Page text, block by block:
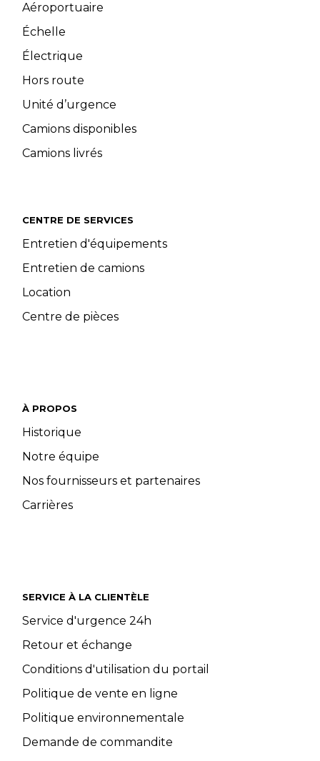
Aéroportuaire
Échelle
Électrique
Hors route
Unité d’urgence
Camions disponibles
Camions livrés
CENTRE DE SERVICES
Entretien d'équipements
Entretien de camions
Location
Centre de pièces
À PROPOS
Historique
Notre équipe
Nos fournisseurs et partenaires
Carrières
SERVICE À LA CLIENTÈLE
Service d'urgence 24h
Retour et échange
Conditions d'utilisation du portail
Politique de vente en ligne
Politique environnementale
Demande de commandite